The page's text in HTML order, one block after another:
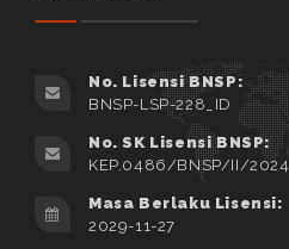
No. Lisensi BNSP:
BNSP-LSP-228_ID
No. SK Lisensi BNSP:
KEP.0486/BNSP/II/2024
Masa Berlaku Lisensi:
2029-11-27